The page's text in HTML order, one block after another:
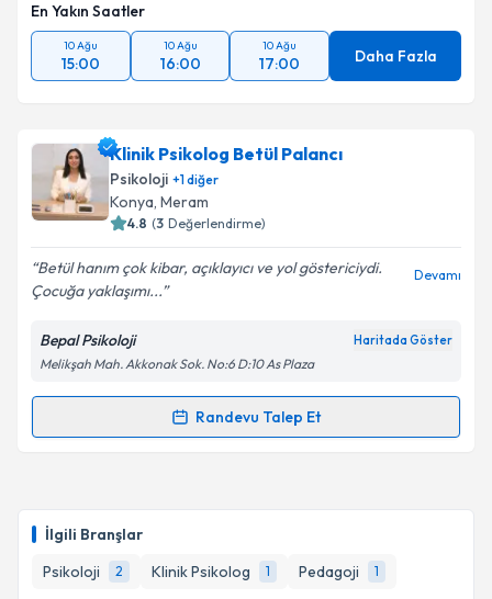
İlgili Branşlar
Psikoloji
2 Klinik Psikolog 1 Pedagoji 1
En Yakın Saatler
10 Ağu
15:00
10 Ağu
16:00
10 Ağu
17:00 Daha Fazla
Klinik Psikolog Betül Palancı
Psikoloji +1diğer
Konya, Meram
4.8 (3 Değerlendirme)
Betül hanım çok kibar, açıklayıcı ve yol göstericiydi.
Çocuğa yaklaşımı...
Devamı
Bepal Psikoloji Haritada Göster
Melikşah Mah. Akkonak Sok. No:6 D:10 As Plaza
Randevu Talep Et
Randevu Takvimi Talebi
için bir takvim hazırlandığında e-posta ile
bilgilendireceğiz.